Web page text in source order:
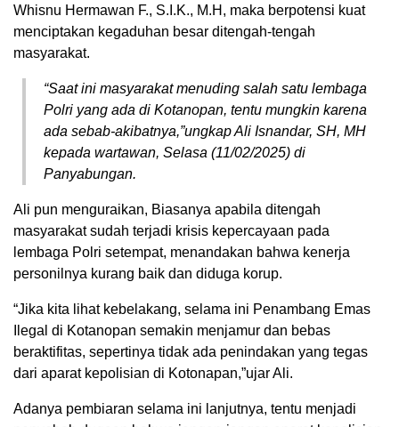
Whisnu Hermawan F., S.I.K., M.H, maka berpotensi kuat
menciptakan kegaduhan besar ditengah-tengah
masyarakat.
“Saat ini masyarakat menuding salah satu lembaga
Polri yang ada di Kotanopan, tentu mungkin karena
ada sebab-akibatnya,”ungkap Ali Isnandar, SH, MH
kepada wartawan, Selasa (11/02/2025) di
Panyabungan.
Ali pun menguraikan, Biasanya apabila ditengah
masyarakat sudah terjadi krisis kepercayaan pada
lembaga Polri setempat, menandakan bahwa kenerja
personilnya kurang baik dan diduga korup.
“Jika kita lihat kebelakang, selama ini Penambang Emas
Ilegal di Kotanopan semakin menjamur dan bebas
beraktifitas, sepertinya tidak ada penindakan yang tegas
dari aparat kepolisian di Kotonapan,”ujar Ali.
Adanya pembiaran selama ini lanjutnya, tentu menjadi